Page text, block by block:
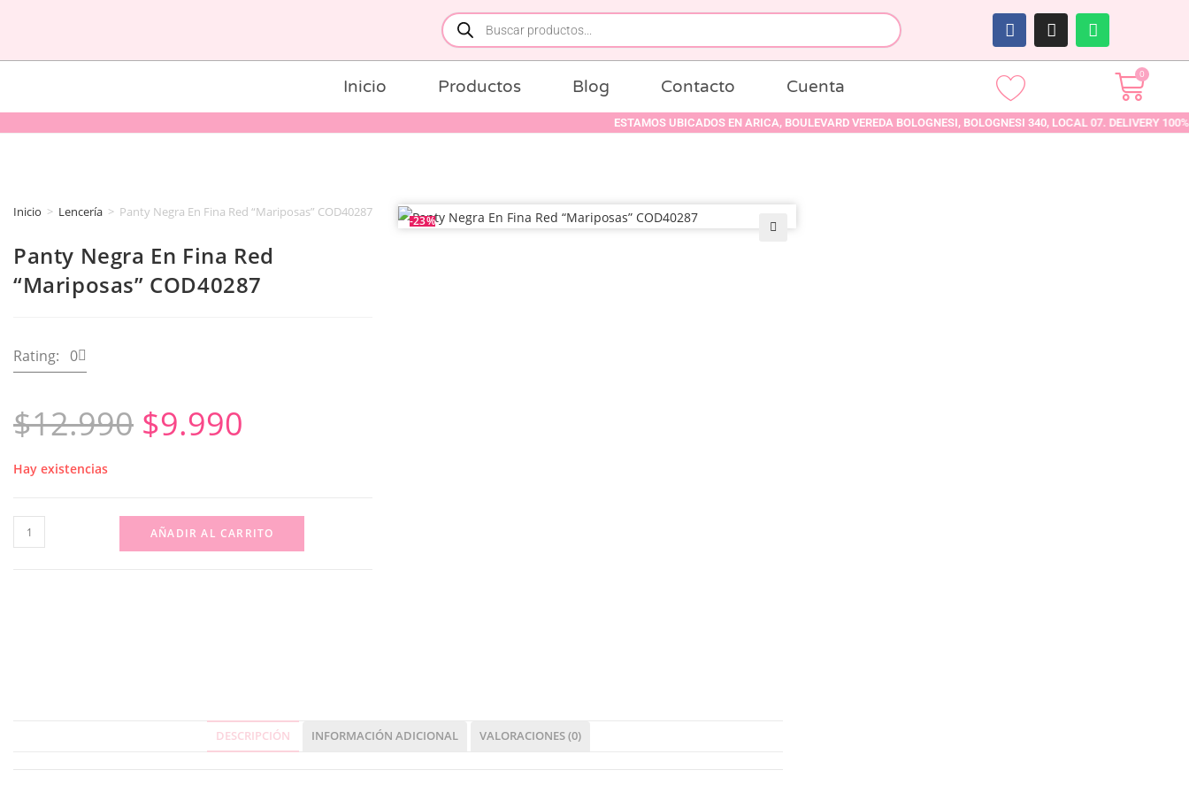
Inicio Productos Blog Contacto Cuenta
0
ESTAMOS UBICADOS EN ARICA, BOULEVARD VEREDA BOLOGNESI, BOLOGNESI 340, LOCAL 07. DELIVERY 100%
Inicio > Lencería > Panty Negra En Fina Red “Mariposas” COD40287
Panty Negra En Fina Red
“Mariposas” COD40287
Rating: 0
$12.990 $9.990
Hay existencias
AÑADIR AL CARRITO
-23%
DESCRIPCIÓN INFORMACIÓN ADICIONAL VALORACIONES (0)